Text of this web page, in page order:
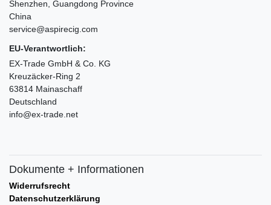
Shenzhen, Guangdong Province
China
service@aspirecig.com
EU-Verantwortlich:
EX-Trade GmbH & Co. KG
Kreuzäcker-Ring 2
63814 Mainaschaff
Deutschland
info@ex-trade.net
Dokumente + Informationen
Widerrufsrecht
Datenschutzerklärung